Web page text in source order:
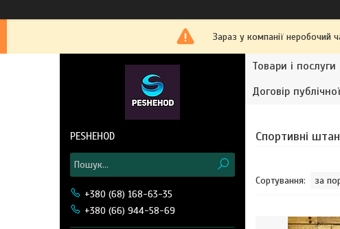
Зараз у компанії неробочий
Товари і послуги
Договір
Спортивні
PESHEHOD
+380 (68) 168-63-35
+380 (66) 944-58-69